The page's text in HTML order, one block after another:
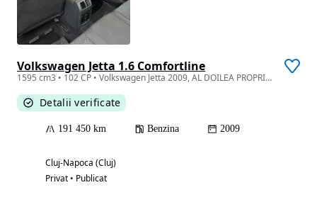
Volkswagen Jetta 1.6 Comfortline
1595 cm3 • 102 CP • Volkswagen Jetta 2009, AL DOILEA PROPRIETAR, nu necesita investitii
Detalii verificate
191 450 km Benzina 2009
Cluj-Napoca (Cluj)
Privat • Publicat